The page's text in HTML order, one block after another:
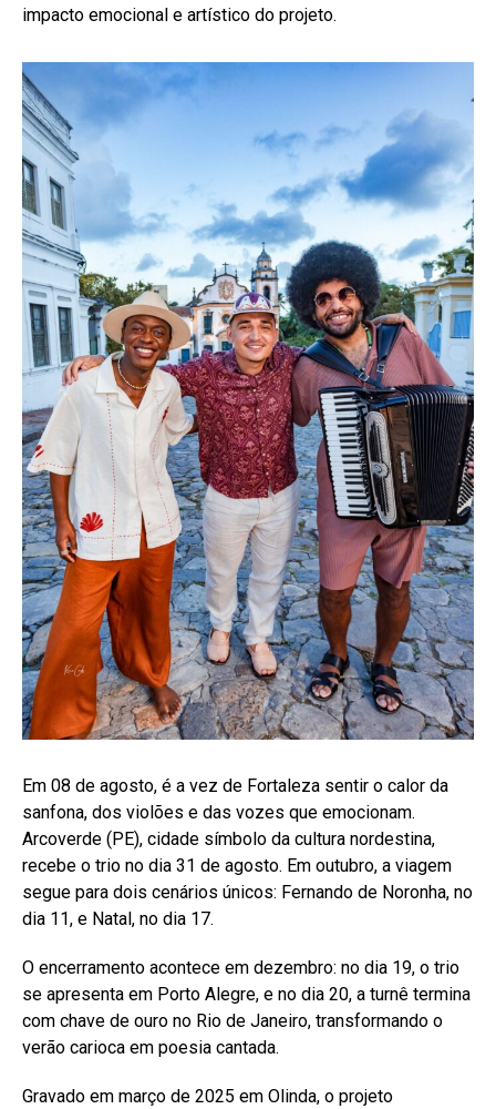
impacto emocional e artístico do projeto.
Em 08 de agosto, é a vez de Fortaleza sentir o calor da
sanfona, dos violões e das vozes que emocionam.
Arcoverde (PE), cidade símbolo da cultura nordestina,
recebe o trio no dia 31 de agosto. Em outubro, a viagem
segue para dois cenários únicos: Fernando de Noronha, no
dia 11, e Natal, no dia 17.
O encerramento acontece em dezembro: no dia 19, o trio
se apresenta em Porto Alegre, e no dia 20, a turnê termina
com chave de ouro no Rio de Janeiro, transformando o
verão carioca em poesia cantada.
Gravado em março de 2025 em Olinda, o projeto